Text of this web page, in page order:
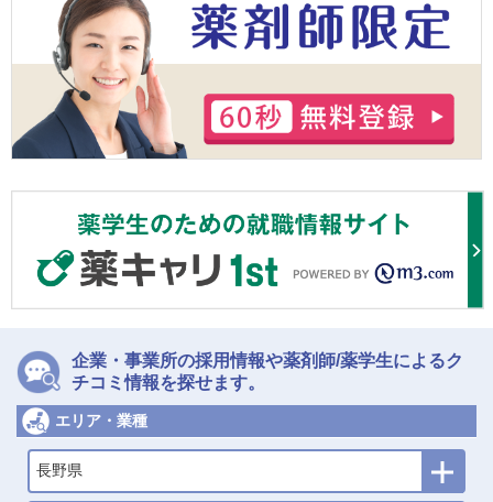
企業・事業所の採用情報や薬剤師/薬学生によるク
チコミ情報を探せます。
エリア・業種
長野県